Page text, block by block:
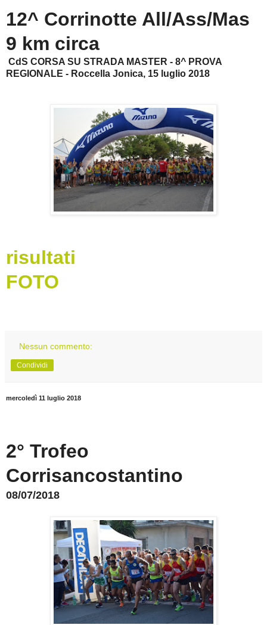
12^ Corrinotte All/Ass/Mas
9 km circa
CdS CORSA SU STRADA MASTER - 8^ PROVA
REGIONALE - Roccella Jonica, 15 luglio 2018
risultati
FOTO
Nessun commento:
Condividi
mercoledì 11 luglio 2018
2° Trofeo
Corrisancostantino
08/07/2018